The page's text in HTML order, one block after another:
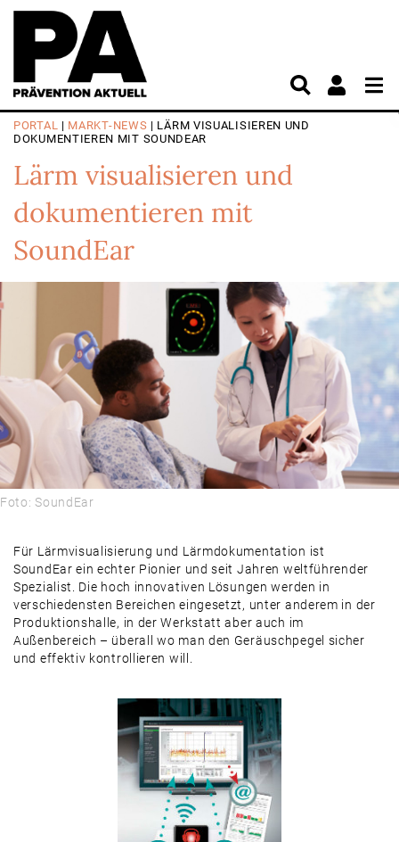
PORTAL | MARKT-NEWS | LÄRM VISUALISIEREN UND
DOKUMENTIEREN MIT SOUNDEAR
Lärm visualisieren und
dokumentieren mit
SoundEar
Foto: SoundEar
Für Lärmvisualisierung und Lärmdokumentation ist
SoundEar ein echter Pionier und seit Jahren weltführender
Spezialist. Die hoch innovativen Lösungen werden in
verschiedensten Bereichen eingesetzt, unter anderem in der
Produktionshalle, in der Werkstatt aber auch im
Außenbereich – überall wo man den Geräuschpegel sicher
und effektiv kontrollieren will.